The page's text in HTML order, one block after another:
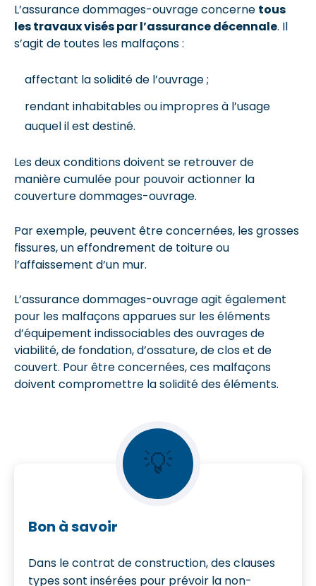
L’assurance dommages-ouvrage concerne tous
les travaux visés par l’assurance décennale. Il
s’agit de toutes les malfaçons :
affectant la solidité de l’ouvrage ;
rendant inhabitables ou impropres à l’usage
auquel il est destiné.
Les deux conditions doivent se retrouver de
manière cumulée pour pouvoir actionner la
couverture dommages-ouvrage.
Par exemple, peuvent être concernées, les grosses
fissures, un effondrement de toiture ou
l’affaissement d’un mur.
L’assurance dommages-ouvrage agit également
pour les malfaçons apparues sur les éléments
d’équipement indissociables des ouvrages de
viabilité, de fondation, d’ossature, de clos et de
couvert. Pour être concernées, ces malfaçons
doivent compromettre la solidité des éléments.
💡
Bon à savoir
Dans le contrat de construction, des clauses
types sont insérées pour prévoir la non-